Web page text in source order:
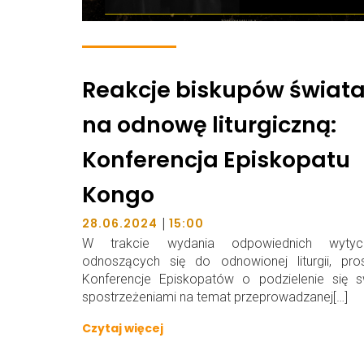
Reakcje biskupów świata
na odnowę liturgiczną:
Konferencja Episkopatu
Kongo
28.06.2024 | 15:00
W trakcie wydania odpowiednich
odnoszących się do odnowionej liturgii,
Konferencje Episkopatów o podzielenie się
spostrzeżeniami na temat przeprowadzanej[…]
Czytaj więcej